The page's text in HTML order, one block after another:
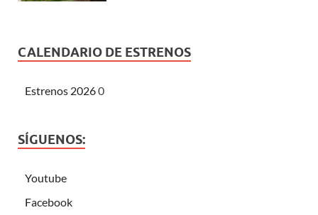
CALENDARIO DE ESTRENOS
Estrenos 20260
SÍGUENOS:
Youtube
Facebook